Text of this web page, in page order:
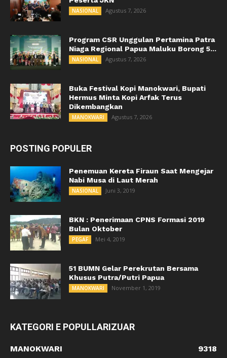
NASIONAL Agustus 7, 2026
Program CSR Unggulan Pertamina Patra
Niaga Regional Papua Maluku Borong 5...
NASIONAL Agustus 7, 2026
Buka Festival Kopi Manokwari, Bupati
Hermus Minta Kopi Arfak Terus
Dikembangkan
MANOKWARI Agustus 7, 2026
POSTING POPULER
Penemuan Kereta Firaun Saat Mengejar
Nabi Musa di Laut Merah
NASIONAL Juni 3, 2019
BKN : Penerimaan CPNS Formasi 2019
Bulan Oktober
PEGAF Mei 4, 2019
51 BUMN Gelar Perekrutan Bersama
Khusus Putra/Putri Papua
MANOKWARI November 1, 2019
KATEGORI E POPULLARIZUAR
MANOKWARI
9318